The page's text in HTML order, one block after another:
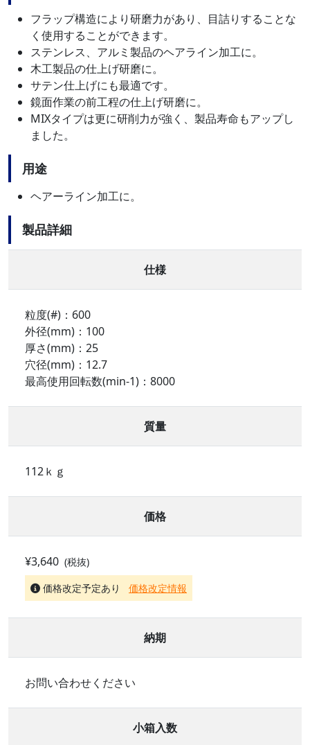
フラップ構造により研磨力があり、目詰りすることな
く使用することができます。
ステンレス、アルミ製品のヘアライン加工に。
木工製品の仕上げ研磨に。
サテン仕上げにも最適です。
鏡面作業の前工程の仕上げ研磨に。
MIXタイプは更に研削力が強く、製品寿命もアップし
ました。
用途
ヘアーライン加工に。
製品詳細
仕様
粒度(#)：600
外径(mm)：100
厚さ(mm)：25
穴径(mm)：12.7
最高使用回転数(min-1)：8000
質量
112ｋｇ
価格
¥3,640 (税抜)
価格改定予定あり
価格改定情報
納期
お問い合わせください
小箱入数